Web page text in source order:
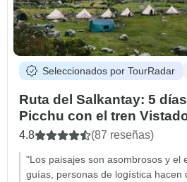
Seleccionados por TourRadar
Ruta del Salkantay: 5
Picchu con el tren
4.8 (87 reseñas)
"Los paisajes son asombrosos y el
guías, personas de logística hacen